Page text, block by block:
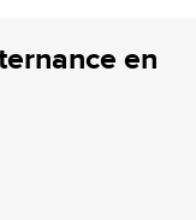
en